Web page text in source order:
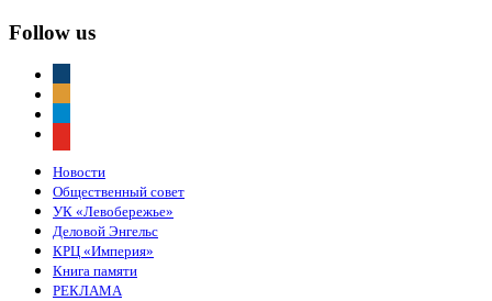
Follow us
Новости
Общественный совет
УК «Левобережье»
Деловой Энгельс
КРЦ «Империя»
Книга памяти
РЕКЛАМА